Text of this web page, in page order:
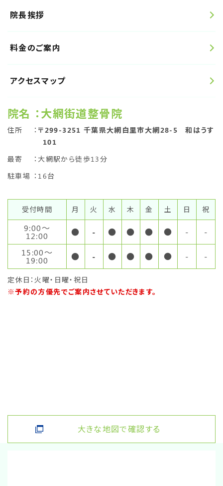
院長挨拶
料金のご案内
アクセスマップ
院名 ：大網街道整骨院
住所 ： 〒299-3251 千葉県大網白里市大網28-5 和はうす
101
最寄
：大網駅から徒歩13分
駐車場 ：16台
受付時間 月 火 水 木 金 土 日 祝
9:00〜
12:00 ● - ● ● ● ● -
-
15:00〜
19:00 ● - ● ● ● ● - -
定休日：火曜・日曜・祝日
※予約の方優先でご案内させていただきます。
大きな地図で確認する